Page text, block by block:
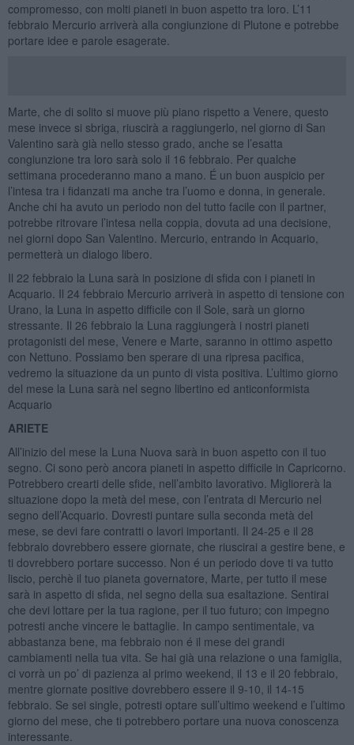
compromesso, con molti pianeti in buon aspetto tra loro. L’11
febbraio Mercurio arriverà alla congiunzione di Plutone e potrebbe
portare idee e parole esagerate.
Marte, che di solito si muove più piano rispetto a Venere, questo
mese invece si sbriga, riuscirà a raggiungerlo, nel giorno di San
Valentino sarà già nello stesso grado, anche se l’esatta
congiunzione tra loro sarà solo il 16 febbraio. Per qualche
settimana procederanno mano a mano. É un buon auspicio per
l’intesa tra i fidanzati ma anche tra l’uomo e donna, in generale.
Anche chi ha avuto un periodo non del tutto facile con il partner,
potrebbe ritrovare l’intesa nella coppia, dovuta ad una decisione,
nei giorni dopo San Valentino. Mercurio, entrando in Acquario,
permetterà un dialogo libero.
Il 22 febbraio la Luna sarà in posizione di sfida con i pianeti in
Acquario. Il 24 febbraio Mercurio arriverà in aspetto di tensione con
Urano, la Luna in aspetto difficile con il Sole, sarà un giorno
stressante. Il 26 febbraio la Luna raggiungerà i nostri pianeti
protagonisti del mese, Venere e Marte, saranno in ottimo aspetto
con Nettuno. Possiamo ben sperare di una ripresa pacifica,
vedremo la situazione da un punto di vista positiva. L’ultimo giorno
del mese la Luna sarà nel segno libertino ed anticonformista
Acquario
ARIETE
All’inizio del mese la Luna Nuova sarà in buon aspetto con il tuo
segno. Ci sono però ancora pianeti in aspetto difficile in Capricorno.
Potrebbero crearti delle sfide, nell’ambito lavorativo. Migliorerà la
situazione dopo la metà del mese, con l’entrata di Mercurio nel
segno dell’Acquario. Dovresti puntare sulla seconda metà del
mese, se devi fare contratti o lavori importanti. Il 24-25 e il 28
febbraio dovrebbero essere giornate, che riuscirai a gestire bene, e
ti dovrebbero portare successo. Non é un periodo dove ti va tutto
liscio, perchè il tuo pianeta governatore, Marte, per tutto il mese
sarà in aspetto di sfida, nel segno della sua esaltazione. Sentirai
che devi lottare per la tua ragione, per il tuo futuro; con impegno
potresti anche vincere le battaglie. In campo sentimentale, va
abbastanza bene, ma febbraio non é il mese dei grandi
cambiamenti nella tua vita. Se hai già una relazione o una famiglia,
ci vorrà un po’ di pazienza al primo weekend, il 13 e il 20 febbraio,
mentre giornate positive dovrebbero essere il 9-10, il 14-15
febbraio. Se sei single, potresti optare sull’ultimo weekend e l’ultimo
giorno del mese, che ti potrebbero portare una nuova conoscenza
interessante.